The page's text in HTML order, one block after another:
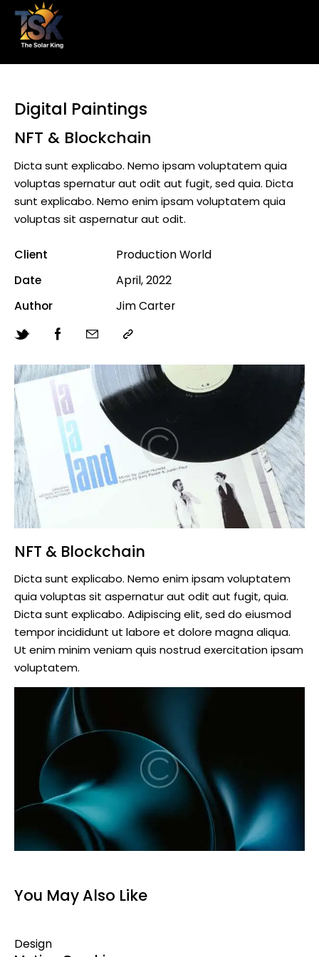
Digital Paintings
NFT & Blockchain
Dicta sunt explicabo. Nemo enim ipsam voluptatem
quia voluptas sit aspernatur aut odit aut fugit, quia.
Dicta sunt explicabo. Adipiscing elit, sed do eiusmod
tempor incididunt ut labore et dolore magna aliqua.
Ut enim minim veniam quis nostrud exercitation ipsam
voluptatem.
NFT & Blockchain
Dicta sunt explicabo. Nemo ipsam voluptatem quia
voluptas spernatur aut odit aut fugit, sed quia. Dicta
sunt explicabo. Nemo enim ipsam voluptatem quia
voluptas sit aspernatur aut odit.
Client
Production World
Date
April, 2022
Author
Jim Carter
You May Also Like
Design